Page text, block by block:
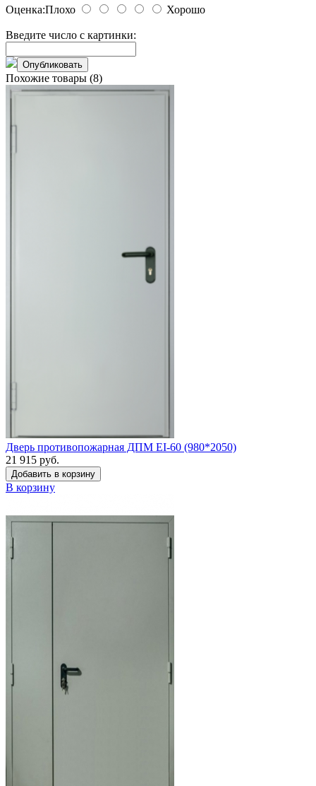
Оценка:Плохо Хорошо
Введите число с картинки:
Похожие товары (8)
Дверь противопожарная ДПМ EI-60 (980*2050)
21 915 руб.
Добавить в корзину
В корзину